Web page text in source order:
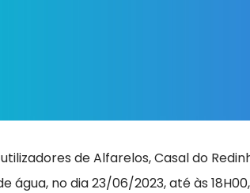
de Alfarelos, Casal do
água, no dia 23/06/2023, até às